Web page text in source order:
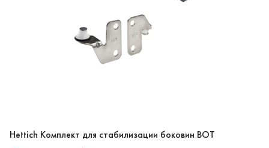
Hettich Комплект для стабилизации боковин BOT